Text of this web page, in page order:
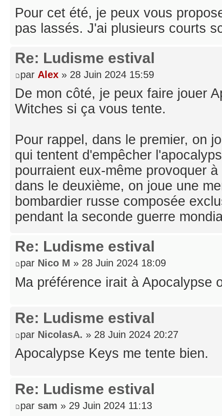
Pour cet été, je peux vous
pas lassés. J'ai plusieurs courts
Re: Ludisme estival
par Alex » 28 Juin 2024 15:59
De mon côté, je peux faire jouer
Witches si ça vous tente.
Pour rappel, dans le premier, on
qui tentent d'empêcher
pourraient eux-même provoquer
dans le deuxième, on joue une
bombardier russe composée
pendant la seconde guerre
Re: Ludisme estival
par Nico M » 28 Juin 2024 18:09
Ma préférence irait à Apocalypse
Re: Ludisme estival
par NicolasA. » 28 Juin 2024 20:27
Apocalypse Keys me tente bien.
Re: Ludisme estival
par sam » 29 Juin 2024 11:13